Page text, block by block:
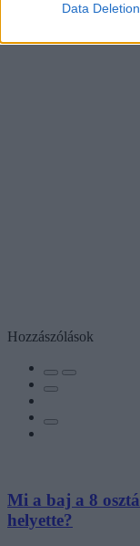
Data Deletion
Hozzászólások
Mi a baj a 8
helyette?